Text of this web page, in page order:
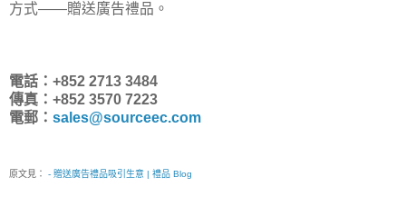
方式——贈送廣告禮品。
電話：+852 2713 3484
傳真：+852 3570 7223
電郵： sales@sourceec.com
原文見： - 贈送廣告禮品吸引生意 | 禮品 Blog